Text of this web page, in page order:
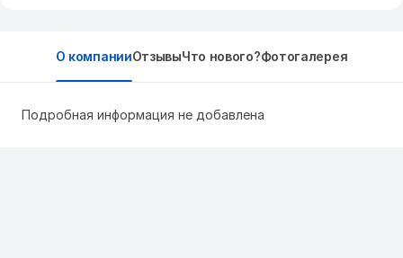
О компанииОтзывыЧто нового?Фотогалерея
Подробная информация не добавлена